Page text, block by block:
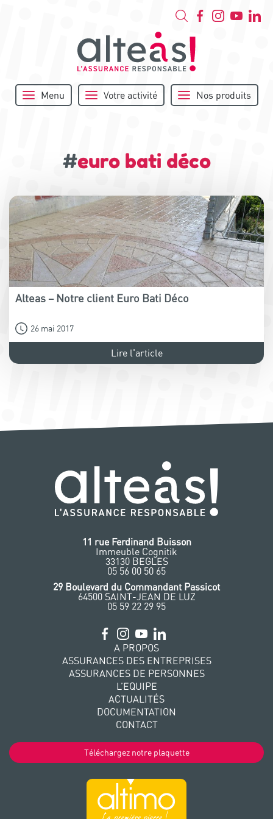
Menu Votre activité Nos produits
#euro bati déco
Alteas – Notre client Euro Bati Déco
26 mai 2017
Lire l'article
11 rue Ferdinand Buisson
Immeuble Cognitik
33130 BEGLES
‭05 56 00 50 65
‭29 Boulevard du Commandant Passicot
64500 SAINT-JEAN DE LUZ
05 59 22 29 95
A PROPOS
ASSURANCES DES ENTREPRISES
ASSURANCES DE PERSONNES
L’EQUIPE
ACTUALITÉS
DOCUMENTATION
CONTACT
Téléchargez notre plaquette